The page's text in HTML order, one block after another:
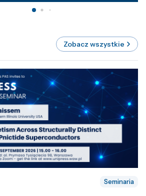
Zobacz wszystkie
Seminaria